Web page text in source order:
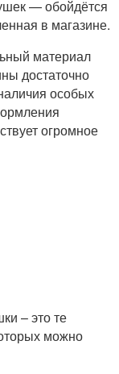
— обойдётся
в магазине.
материал
достаточно
особых
огромное
– это те
можно